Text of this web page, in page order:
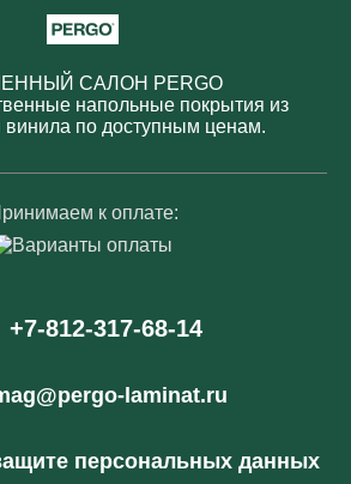
САЛОН PERGO
напольные покрытия из
винила по доступным ценам.
к оплате:
+7-812-317-68-14
laminat.ru
персональных данных